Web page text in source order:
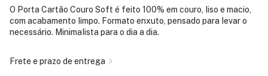
O Porta Cartão Couro Soft é feito 100% em couro, liso e macio,
com acabamento limpo. Formato enxuto, pensado para levar o
necessário. Minimalista para o dia a dia.
Frete e prazo de entrega